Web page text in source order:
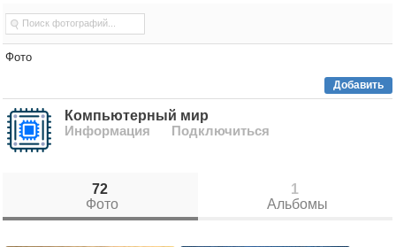
Фото
Добавить
Компьютерный мир
Информация
Подключиться
72
Фото
1
Альбомы